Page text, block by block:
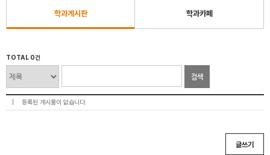
학과게시판 학과카페
TOTAL 0건
검색
등록된 게시물이 없습니다.
글쓰기